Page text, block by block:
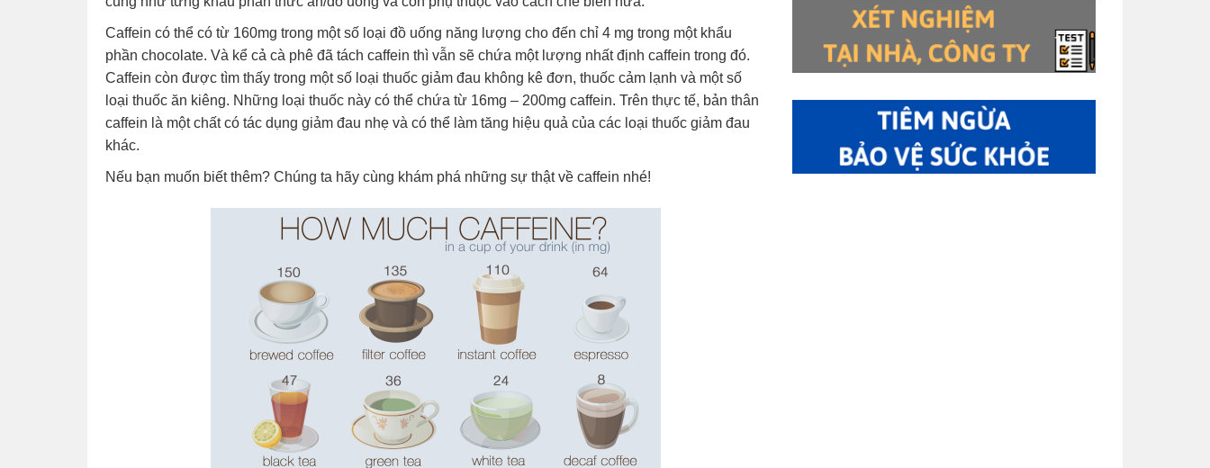
Caffein có thể có từ 160mg trong một số loại đồ uống năng lượng cho đến chỉ 4 mg trong một khẩu
phần chocolate. Và kể cả cà phê đã tách caffein thì vẫn sẽ chứa một lượng nhất định caffein trong đó.
Caffein còn được tìm thấy trong một số loại thuốc giảm đau không kê đơn, thuốc cảm lạnh và một số
loại thuốc ăn kiêng. Những loại thuốc này có thể chứa từ 16mg – 200mg caffein. Trên thực tế, bản thân
caffein là một chất có tác dụng giảm đau nhẹ và có thể làm tăng hiệu quả của các loại thuốc giảm đau
khác.
Nếu bạn muốn biết thêm? Chúng ta hãy cùng khám phá những sự thật về caffein nhé!